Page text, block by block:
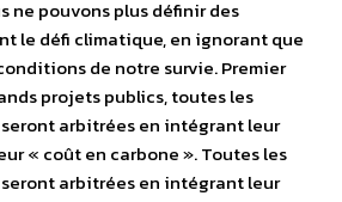
ne pouvons plus définir des
le défi climatique, en ignorant que
de notre survie. Premier
projets publics, toutes les
arbitrées en intégrant leur
« coût en carbone ». Toutes les
arbitrées en intégrant leur